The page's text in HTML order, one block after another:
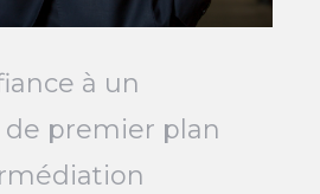
à un
premier plan